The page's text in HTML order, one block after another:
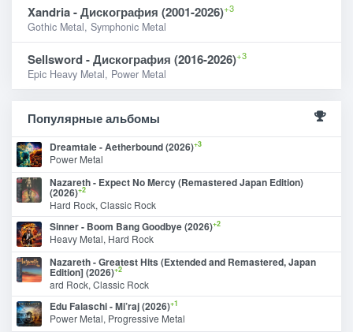
Xandria - Дискография (2001-2026)+3
Gothic Metal, Symphonic Metal
Sellsword - Дискография (2016-2026)+3
Epic Heavy Metal, Power Metal
Популярные альбомы
Dreamtale - Aetherbound (2026)+3
Power Metal
Nazareth - Expect No Mercy (Remastered Japan Edition)
(2026)+2
Hard Rock, Classic Rock
Sinner - Boom Bang Goodbye (2026)+2
Heavy Metal, Hard Rock
Nazareth - Greatest Hits (Extended and Remastered, Japan
Edition] (2026)+2
ard Rock, Classic Rock
Edu Falaschi - Mi’raj (2026)+1
Power Metal, Progressive Metal